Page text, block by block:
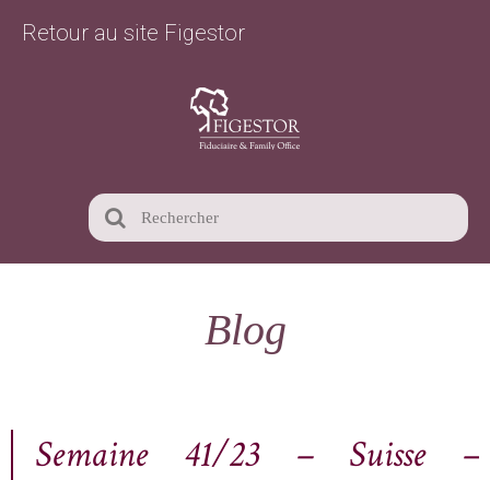
Retour au site Figestor
Blog
Semaine 41/23 – Suisse –